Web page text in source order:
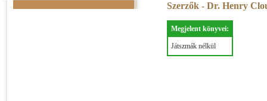
Szerzők - Dr. Henry
Megjelent könyvei:
Játszmák nélkül